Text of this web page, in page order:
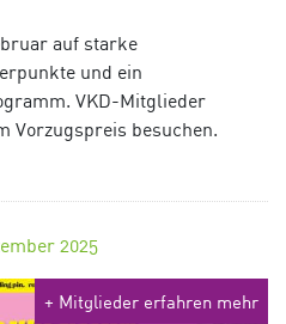
auf starke
und ein
VKD-Mitglieder
Vorzugspreis besuchen.
2025
+ Mitglieder erfahren mehr